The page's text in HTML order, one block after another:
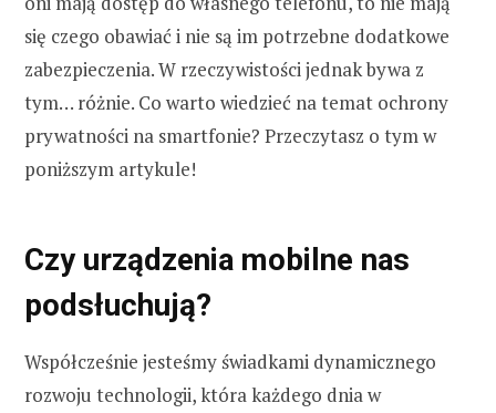
się czego obawiać i nie są im potrzebne dodatkowe
zabezpieczenia. W rzeczywistości jednak bywa z
tym… różnie. Co warto wiedzieć na temat ochrony
prywatności na smartfonie? Przeczytasz o tym w
poniższym artykule!
Czy urządzenia mobilne nas
podsłuchują?
Współcześnie jesteśmy świadkami dynamicznego
rozwoju technologii, która każdego dnia w